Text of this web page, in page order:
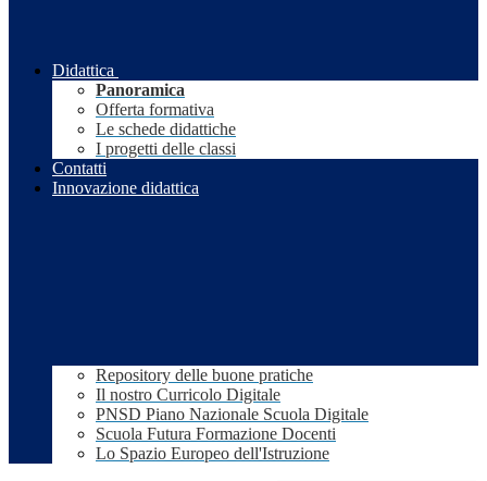
Didattica
Panoramica
Offerta formativa
Le schede didattiche
I progetti delle classi
Contatti
Innovazione didattica
Repository delle buone pratiche
Il nostro Curricolo Digitale
PNSD Piano Nazionale Scuola Digitale
Scuola Futura Formazione Docenti
Lo Spazio Europeo dell'Istruzione